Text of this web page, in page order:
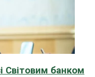
Світовим банком